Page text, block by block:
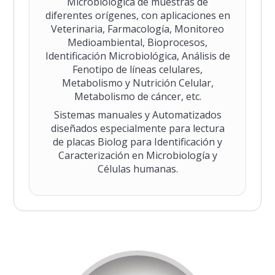
diferentes orígenes, con aplicaciones en
Veterinaria, Farmacología, Monitoreo
Medioambiental, Bioprocesos,
Identificación Microbiológica, Análisis de
Fenotipo de líneas celulares,
Metabolismo y Nutrición Celular,
Metabolismo de cáncer, etc.
Sistemas manuales y Automatizados
diseñados especialmente para lectura
de placas Biolog para Identificación y
Caracterización en Microbiología y
Células humanas.